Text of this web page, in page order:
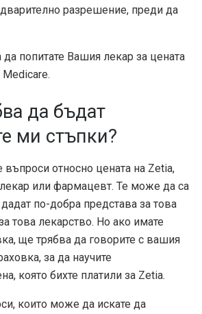
разрешение, преди да
попитате Вашия лекар за цената
да бъдат
ми стъпки?
относно цената на Zetia,
или фармацевт. Те може да са
по-добра представа за това
това лекарство. Но ако имате
ще трябва да говорите с вашия
за да научите
която бихте платили за Zetia.
които може да искате да